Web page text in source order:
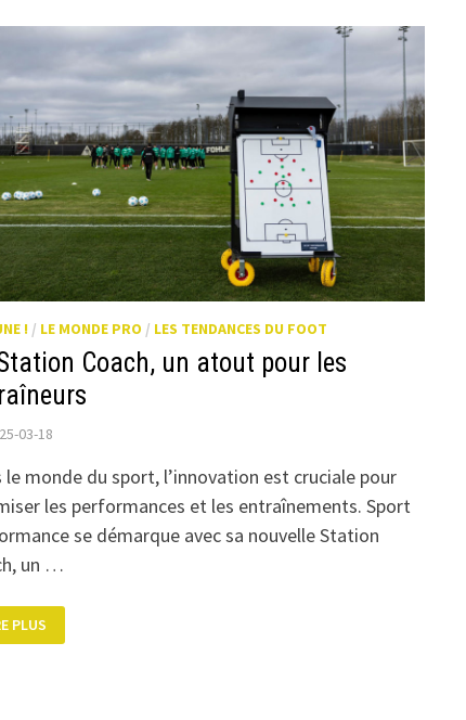
! / LE MONDE PRO / LES TENDANCES DU FOOT
Coach, un atout pour les
03-18
le monde du sport, l’innovation est cruciale pour
les performances et les entraînements. Sport
se démarque avec sa nouvelle Station
un …
PLUS